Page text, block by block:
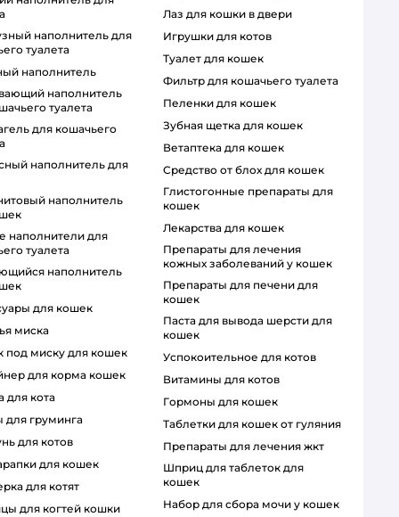
туалета
наполнитель
туалета
туалета
для кошек
миска
под миску для кошек
для корма кошек
для кота
для груминга
для котов
для кошек
для котят
для когтей кошки
лаз для кошки в двери
игрушки для котов
туалет для кошек
фильтр для кошачьего туалета
пеленки для кошек
зубная щетка для кошек
ветаптека для кошек
средство от блох для кошек
глистогонные препараты для
кошек
лекарства для кошек
препараты для лечения
кожных заболеваний у кошек
препараты для печени для
кошек
паста для вывода шерсти для
кошек
успокоительное для котов
витамины для котов
гормоны для кошек
таблетки для кошек от гуляния
препараты для лечения жкт
шприц для таблеток для
кошек
набор для сбора мочи у кошек